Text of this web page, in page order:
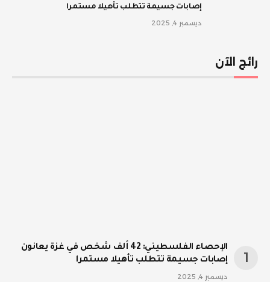
إصابات جسيمة تتطلب تأهيلا مستمرا
ديسمبر 4, 2025
رائج الآن
الإحصاء الفلسطيني: 42 ألف شخص في غزة يعانون
إصابات جسيمة تتطلب تأهيلا مستمرا
ديسمبر 4, 2025